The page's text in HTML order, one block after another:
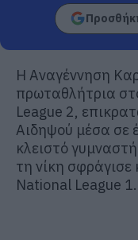
Η Αναγέννηση
πρωταθλήτρια
League 2,
Αιδηψού μέσα σε
κλειστό
τη νίκη σφράγισε
National League 1.